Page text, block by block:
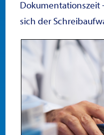
Dokumentationszeit
sich der